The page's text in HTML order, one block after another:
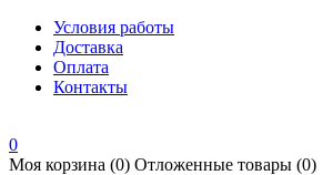
Условия работы
Доставка
Оплата
Контакты
0
Моя корзина (0) Отложенные товары (0)